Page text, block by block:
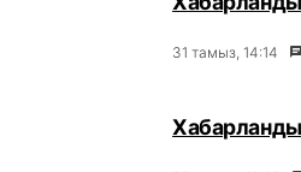
31 тамыз, 14:14